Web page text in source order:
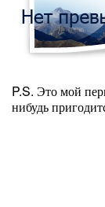
P.S. Это мой
нибудь